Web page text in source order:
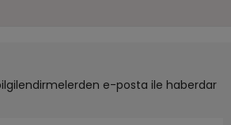
e-posta ile haberdar